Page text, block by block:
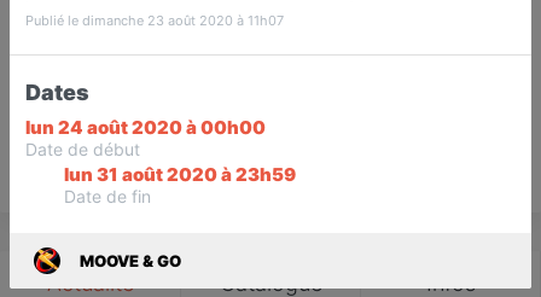
Ouvre demain dès 09:00
Actualité Catalogue Infos
Publié le dimanche 23 août 2020 à 11h07
Dates
lun 24 août 2020 à 00h00
Date de début
lun 31 août 2020 à 23h59
Date de fin
MOOVE & GO